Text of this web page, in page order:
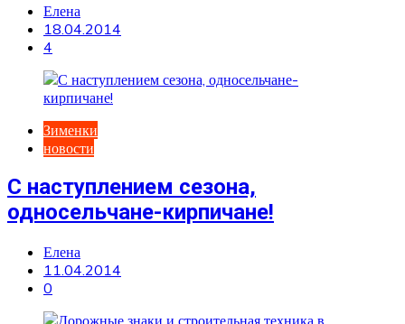
Елена
18.04.2014
4
Зименки
новости
С наступлением сезона,
односельчане-кирпичане!
Елена
11.04.2014
0